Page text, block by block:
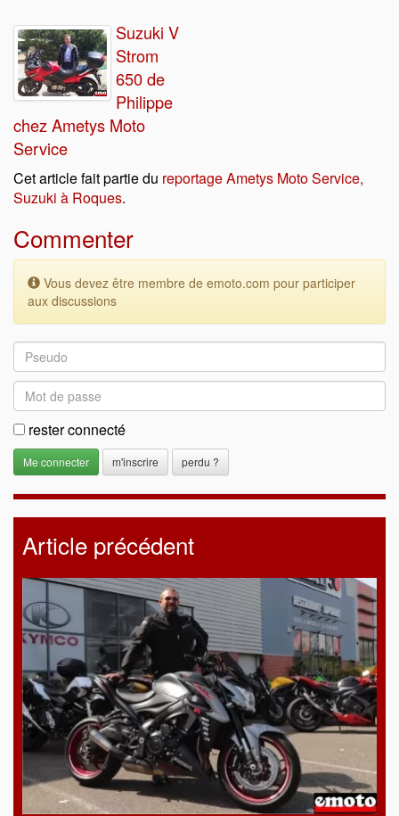
Suzuki V
Strom
650 de
Philippe
chez Ametys Moto
Service
Cet article fait partie du reportage Ametys Moto Service,
Suzuki à Roques.
Commenter
Vous devez être membre de emoto.com pour participer
aux discussions
rester connecté
m'inscrire perdu ?
Article précédent